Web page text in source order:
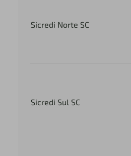
Sicredi Norte SC
Sicredi Sul SC